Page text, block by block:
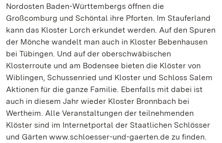
Nordosten Baden-Württembergs öffnen die
Großcomburg und Schöntal ihre Pforten. Im Stauferland
kann das Kloster Lorch erkundet werden. Auf den Spuren
der Mönche wandelt man auch in Kloster Bebenhausen
bei Tübingen. Und auf der oberschwäbischen
Klosterroute und am Bodensee bieten die Klöster von
Wiblingen, Schussenried und Kloster und Schloss Salem
Aktionen für die ganze Familie. Ebenfalls mit dabei ist
auch in diesem Jahr wieder Kloster Bronnbach bei
Wertheim. Alle Veranstaltungen der teilnehmenden
Klöster sind im Internetportal der Staatlichen Schlösser
und Gärten www.schloesser-und-gaerten.de zu finden.